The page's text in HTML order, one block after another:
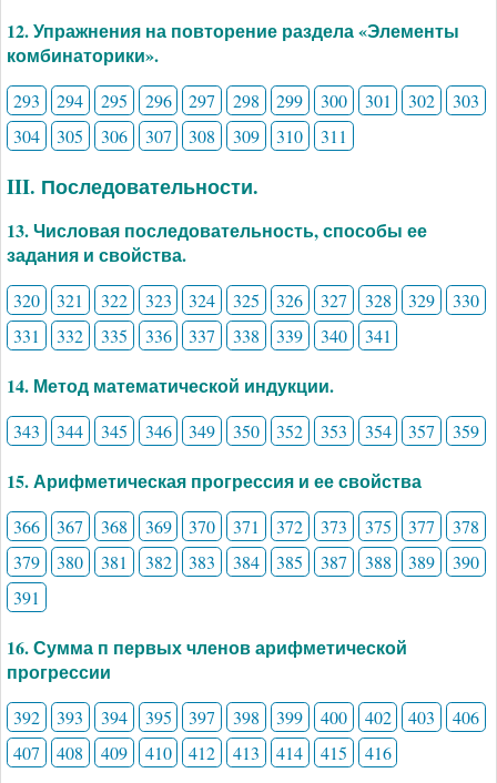
12. Упражнения на повторение раздела «Элементы
комбинаторики».
293 294 295 296 297 298 299 300 301 302
303
304
305 306 307 308 309 310 311
III. Последовательности.
13. Числовая последовательность, способы ее
задания и свойства.
320 321 322 323 324 325 326 327 328 329
330
331
332 335 336 337 338 339 340 341
14. Метод математической индукции.
343 344 345 346 349 350 352 353 354 357 359
15. Арифметическая прогрессия и ее свойства
366 367 368 369 370 371 372 373 375 377
378
379
380 381 382 383 384 385 387 388 389
390
391
16. Сумма п первых членов арифметической
прогрессии
392 393 394 395 397 398 399 400 402 403
406
407
408 409 410 412 413 414 415 416